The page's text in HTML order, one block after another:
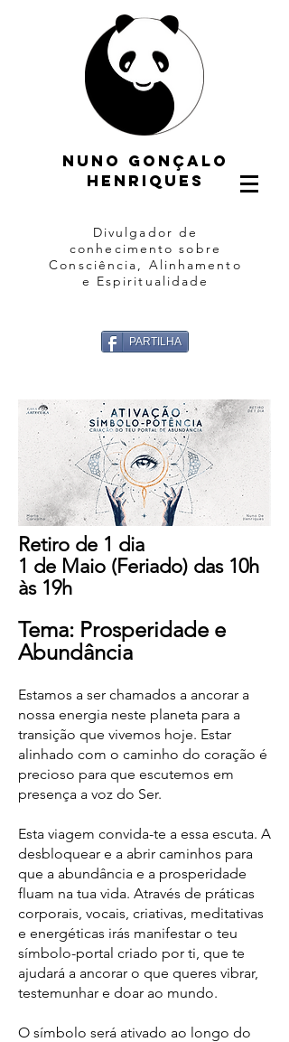
Nuno gonçalo
henriques
Divulgador de
conhecimento sobre
Consciência, Alinhamento
e Espiritualidade
PARTILHA
Retiro de 1 dia
1 de Maio (Feriado) das 10h
às 19h
Tema: Prosperidade e
Abundância
Estamos a ser chamados a ancorar a
nossa energia neste planeta para a
transição que vivemos hoje. Estar
alinhado com o caminho do coração é
precioso para que escutemos em
presença a voz do Ser.
Esta viagem convida-te a essa escuta. A
desbloquear e a abrir caminhos para
que a abundância e a prosperidade
fluam na tua vida. Através de práticas
corporais, vocais, criativas, meditativas
e energéticas irás manifestar o teu
símbolo-portal criado por ti, que te
ajudará a ancorar o que queres vibrar,
testemunhar e doar ao mundo.
O símbolo será ativado ao longo do